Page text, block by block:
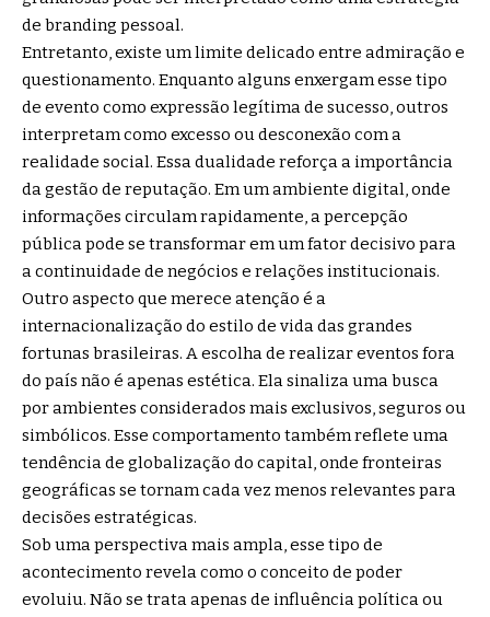
de branding pessoal.
Entretanto, existe um limite delicado entre admiração e
questionamento. Enquanto alguns enxergam esse tipo
de evento como expressão legítima de sucesso, outros
interpretam como excesso ou desconexão com a
realidade social. Essa dualidade reforça a importância
da gestão de reputação. Em um ambiente digital, onde
informações circulam rapidamente, a percepção
pública pode se transformar em um fator decisivo para
a continuidade de negócios e relações institucionais.
Outro aspecto que merece atenção é a
internacionalização do estilo de vida das grandes
fortunas brasileiras. A escolha de realizar eventos fora
do país não é apenas estética. Ela sinaliza uma busca
por ambientes considerados mais exclusivos, seguros ou
simbólicos. Esse comportamento também reflete uma
tendência de globalização do capital, onde fronteiras
geográficas se tornam cada vez menos relevantes para
decisões estratégicas.
Sob uma perspectiva mais ampla, esse tipo de
acontecimento revela como o conceito de poder
evoluiu. Não se trata apenas de influência política ou